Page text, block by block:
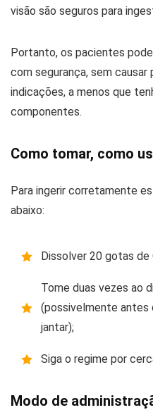
visão são seguros para
Portanto, os pacientes
com segurança, sem
indicações, a menos que
componentes.
Como tomar, como
Para ingerir corretamente
abaixo:
Dissolver 20 gotas de
Tome duas vezes ao
(possivelmente antes
jantar);
Siga o regime por
Modo de